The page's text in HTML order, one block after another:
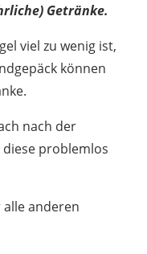
Getränke.
viel zu wenig ist,
können
nach der
problemlos
anderen